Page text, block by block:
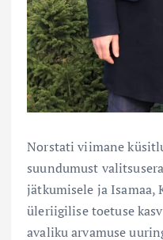
Norstati viimane
suundumust
jätkumisele ja Isamaa,
üleriigilise toetuse
avaliku arvamuse